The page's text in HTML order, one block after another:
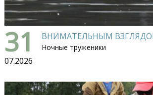
31
07.2026
ВНИМАТЕЛЬНЫМ
Ночные труженики